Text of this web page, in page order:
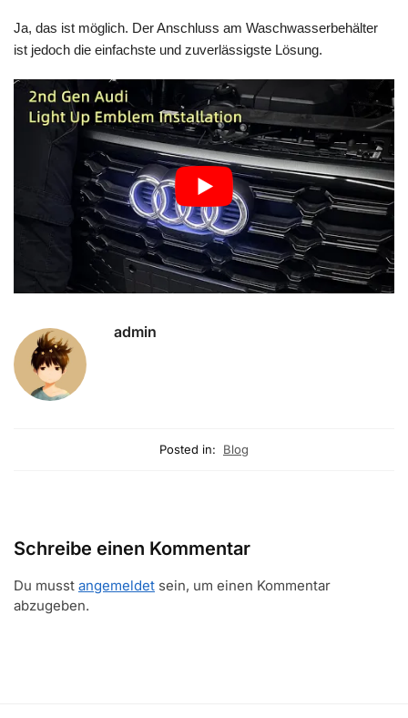
Ja, das ist möglich. Der Anschluss am Waschwasserbehälter
ist jedoch die einfachste und zuverlässigste Lösung.
admin
Posted in: Blog
Schreibe einen Kommentar
Du musst angemeldet sein, um einen Kommentar
abzugeben.